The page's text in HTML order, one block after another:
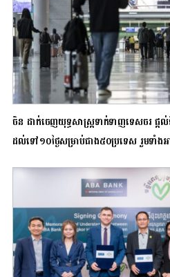
ចិន ដាក់ចេញយុទ្ធសាស្ត្រទាក់ទាញទេសចរ ផ្តល់ទិ
ដល់ទៅ១០ថ្ងៃសម្រាប់ជាង៥០ប្រទេស រួមទាំងអ